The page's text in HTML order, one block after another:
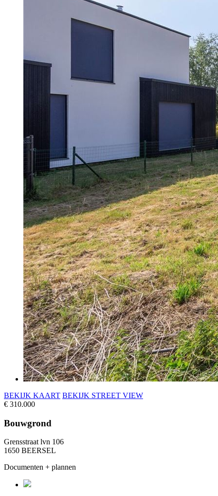
BEKĲK KAART BEKĲK STREET VIEW
€ 310.000
Bouwgrond
Grensstraat lvn 106
1650 BEERSEL
Documenten + plannen